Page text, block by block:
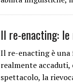
Il re-enacting:
Il re-enacting è
realmente
spettacolo, la